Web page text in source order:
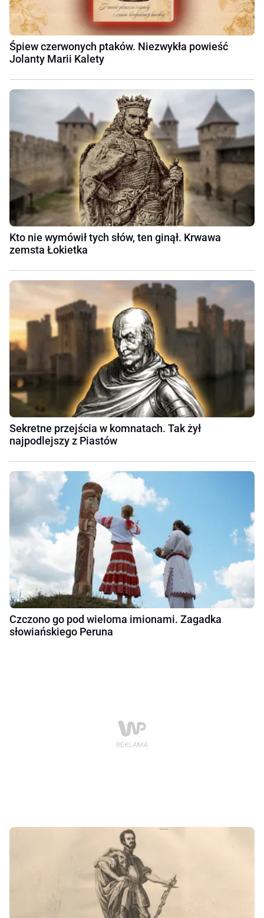
Śpiew czerwonych ptaków. Niezwykła powieść
Jolanty Marii Kalety
Kto nie wymówił tych słów, ten ginął. Krwawa
zemsta Łokietka
Sekretne przejścia w komnatach. Tak żył
najpodlejszy z Piastów
Czczono go pod wieloma imionami. Zagadka
słowiańskiego Peruna